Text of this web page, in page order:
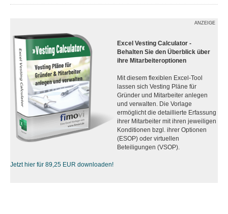
ANZEIGE
Excel Vesting Calculator -
Behalten Sie den Überblick über
ihre Mitarbeiteroptionen
Mit diesem flexiblen Excel-Tool
lassen sich Vesting Pläne für
Gründer und Mitarbeiter anlegen
und verwalten. Die Vorlage
ermöglicht die detaillierte Erfassung
ihrer Mitarbeiter mit ihren jeweiligen
Konditionen bzgl. ihrer Optionen
(ESOP) oder virtuellen
Beteiligungen (VSOP).
Jetzt hier für 89,25 EUR downloaden!